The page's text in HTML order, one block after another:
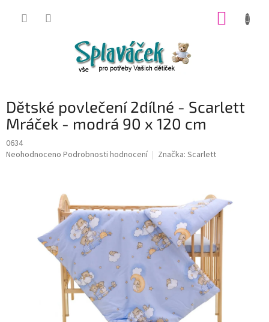
Dětské povlečení 2dílné - Scarlett
Mráček - modrá 90 x 120 cm
0634
Průměrné
hvězdiček.
Neohodnoceno Podrobnosti hodnocení Značka: Scarlett